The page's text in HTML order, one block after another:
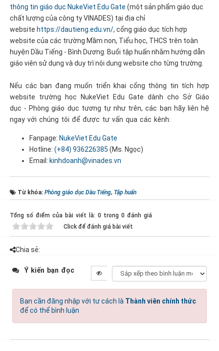
thông tin giáo dục NukeViet Edu Gate (một sản phẩm giáo dục
chất lượng của công ty VINADES) tại địa chỉ
website https://dautieng.edu.vn/, cổng giáo dục tích hợp
website của các trường Mầm non, Tiểu học, THCS trên toàn
huyện Dầu Tiếng - Bình Dương. Buổi tập huấn nhằm hướng dẫn
giáo viên sử dụng và duy trì nội dung website cho từng trường.
Nếu các bạn đang muốn triển khai cổng thông tin tích hợp
website trường học NukeViet Edu Gate dành cho Sở Giáo
dục - Phòng giáo dục tương tự như trên, các bạn hãy liên hệ
ngay với chúng tôi để được tư vấn qua các kênh:
Fanpage: NukeViet Edu Gate
Hotline: (+84) 936226385 (Ms. Ngọc)
Email: kinhdoanh@vinades.vn
Từ khóa: Phòng giáo dục Dầu Tiếng, Tập huấn
Tổng số điểm của bài viết là: 0 trong 0 đánh giá
Click để đánh giá bài viết
Chia sẻ:
Ý kiến bạn đọc
Bạn cần đăng nhập với tư cách là Thành viên chính thức
để có thể bình luận